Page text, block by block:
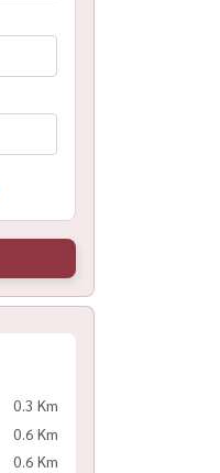
0.3 Km
0.6 Km
0.6 Km